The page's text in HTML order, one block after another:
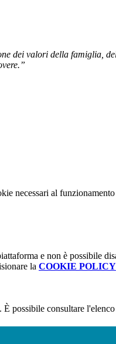
dei valori della
necessari al
e non è possibile
la COOKIE POLICY
possibile consultare